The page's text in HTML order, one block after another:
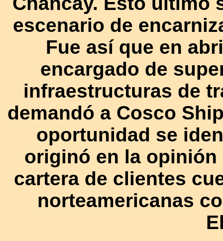
escenario de
Fue así que en
encargado de
infraestructuras de
demandó a Cosco
oportunidad se
originó en la opinión
cartera de clientes
norteamericanas